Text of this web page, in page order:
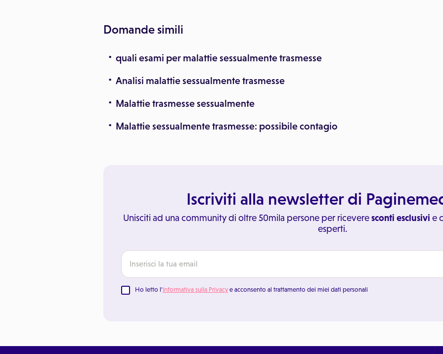
Domande simili
quali esami per malattie sessualmente trasmesse
Analisi malattie sessualmente trasmesse
Malattie trasmesse sessualmente
Malattie sessualmente trasmesse: possibile contagio
Iscriviti alla newsletter di
Unisciti ad una community di oltre 50mila persone per riceveresconti esclusivi e
esperti.
Ho letto l'Informativa sulla Privacy e acconsento al trattamento dei miei dati personali